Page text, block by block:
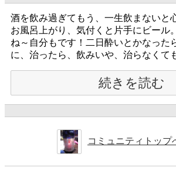
酒を飲み過ぎてもう、一生飲まないと
お風呂上がり、気付くと片手にビール
ね～自分もです！二日酔いとかなった
に、治ったら、飲みいや、治らなくて
続きを読む
コミュニティトップ